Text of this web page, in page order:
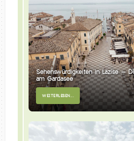
Sehenswürdigkeiten in Lazise –
am Gardasee
WEITERLESEN...